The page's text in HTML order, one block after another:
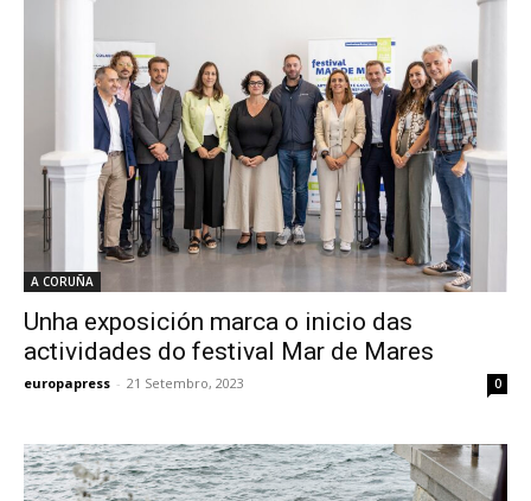
A CORUÑA
Unha exposición marca o inicio das
actividades do festival Mar de Mares
europapress - 21 Setembro, 2023 0